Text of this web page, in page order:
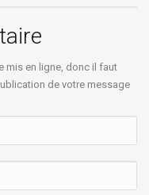
mis en ligne, donc il faut
de votre message